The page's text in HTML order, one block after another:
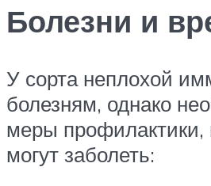
Болезни и
У сорта неплохой
болезням, однако
меры профилактики,
могут заболеть: